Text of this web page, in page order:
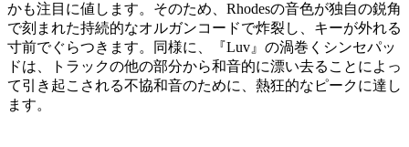
かも注目に値します。そのため、Rhodesの音色が独自の鋭角
で刻まれた持続的なオルガンコードで炸裂し、キーが外れる
寸前でぐらつきます。同様に、『Luv』の渦巻くシンセパッ
ドは、トラックの他の部分から和音的に漂い去ることによっ
て引き起こされる不協和音のために、熱狂的なピークに達し
ます。